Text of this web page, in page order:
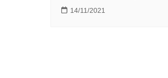
14/11/2021